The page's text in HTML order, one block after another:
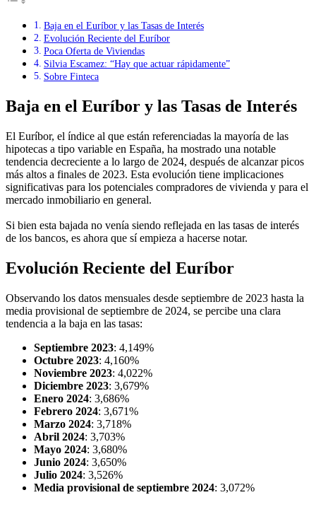
Baja en el Euríbor y las Tasas de Interés
Evolución Reciente del Euríbor
Poca Oferta de Viviendas
Silvia Escamez: “Hay que actuar rápidamente”
Sobre Finteca
Baja en el Euríbor y las Tasas de Interés
El Euríbor, el índice al que están referenciadas la mayoría de las
hipotecas a tipo variable en España, ha mostrado una notable
tendencia decreciente a lo largo de 2024, después de alcanzar picos
más altos a finales de 2023. Esta evolución tiene implicaciones
significativas para los potenciales compradores de vivienda y para el
mercado inmobiliario en general.
Si bien esta bajada no venía siendo reflejada en las tasas de interés
de los bancos, es ahora que sí empieza a hacerse notar.
Evolución Reciente del Euríbor
Observando los datos mensuales desde septiembre de 2023 hasta la
media provisional de septiembre de 2024, se percibe una clara
tendencia a la baja en las tasas:
Septiembre 2023: 4,149%
Octubre 2023: 4,160%
Noviembre 2023: 4,022%
Diciembre 2023: 3,679%
Enero 2024: 3,686%
Febrero 2024: 3,671%
Marzo 2024: 3,718%
Abril 2024: 3,703%
Mayo 2024: 3,680%
Junio 2024: 3,650%
Julio 2024: 3,526%
Media provisional de septiembre 2024: 3,072%